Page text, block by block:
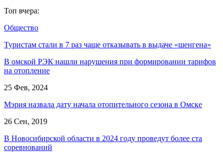
Топ вчера:
Общество
Туристам стали в 7 раз чаще отказывать в выдаче «шенгена»
В омской РЭК нашли нарушения при формировании тарифов
на отопление
25 Фев, 2024
Мэрия назвала дату начала отопительного сезона в Омске
26 Сен, 2019
В Новосибирской области в 2024 году проведут более ста
соревнований